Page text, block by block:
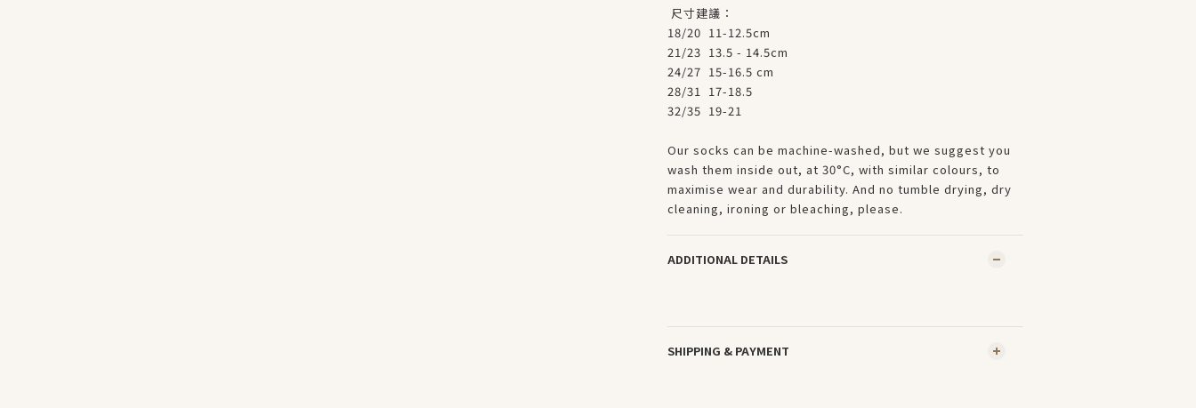
尺寸建議：
18/20 11-12.5cm
21/23 13.5 - 14.5cm
24/27 15-16.5 cm
28/31 17-18.5
32/35 19-21
Our socks can be machine-washed, but we suggest you
wash them inside out, at 30°C, with similar colours, to
maximise wear and durability. And no tumble drying, dry
cleaning, ironing or bleaching, please.
ADDITIONAL DETAILS
SHIPPING & PAYMENT